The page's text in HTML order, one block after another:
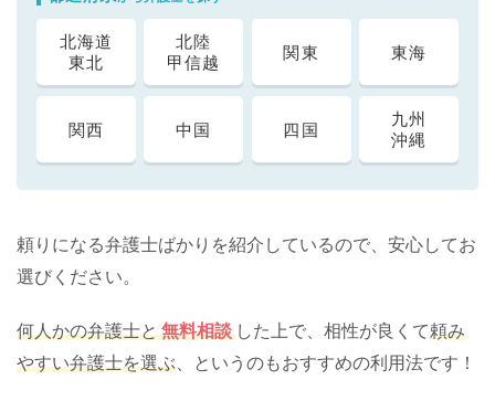
北海道
東北
北陸
甲信越
関東 東海
関西 中国 四国
九州
沖縄
頼りになる弁護士ばかりを紹介しているので、安心してお
選びください。
何人かの弁護士と無料相談 した上で、相性が良くて頼み
やすい弁護士を選ぶ、というのもおすすめの利用法です！